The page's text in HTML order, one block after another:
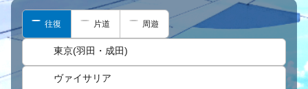
往復 片道 周遊
東京(羽田・成田)
ヴァイサリア